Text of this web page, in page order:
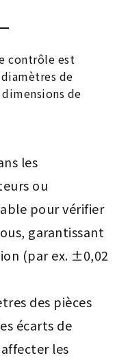
contrôle est
de
de
les
ou
pour vérifier
garantissant
(par ex. ±0,02
des pièces
écarts de
les